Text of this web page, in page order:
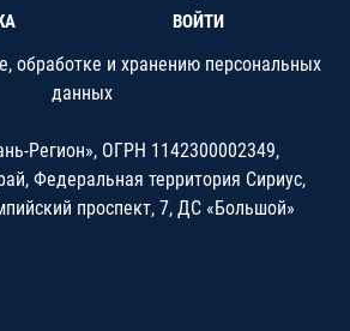
ВОЙТИ
обработке и хранению персональных
данных
Регион», ОГРН 1142300002349,
Федеральная территория Сириус,
проспект, 7, ДС «Большой»